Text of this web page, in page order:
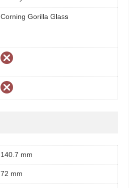
Corning Gorilla Glass
140.7 mm
72 mm